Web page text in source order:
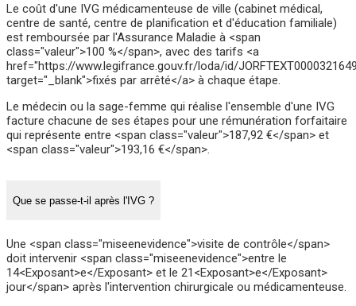
Le coût d'une IVG médicamenteuse de ville (cabinet médical,
centre de santé, centre de planification et d'éducation familiale)
est remboursée par l'Assurance Maladie à <span
class="valeur">100 %</span>, avec des tarifs <a
href="https://www.legifrance.gouv.fr/loda/id/
target="_blank">fixés par arrêté</a> à chaque étape.
Le médecin ou la sage-femme qui réalise l'ensemble d'une IVG
facture chacune de ses étapes pour une rémunération forfaitaire
qui représente entre <span class="valeur">187,92 €</span> et
<span class="valeur">193,16 €</span>.
Que se passe-t-il après l'IVG ?
Une <span class="miseenevidence">visite de contrôle</span>
doit intervenir <span class="miseenevidence">entre le
14<Exposant>e</Exposant> et le 21<Exposant>e</Exposant>
jour</span> après l'intervention chirurgicale ou médicamenteuse.